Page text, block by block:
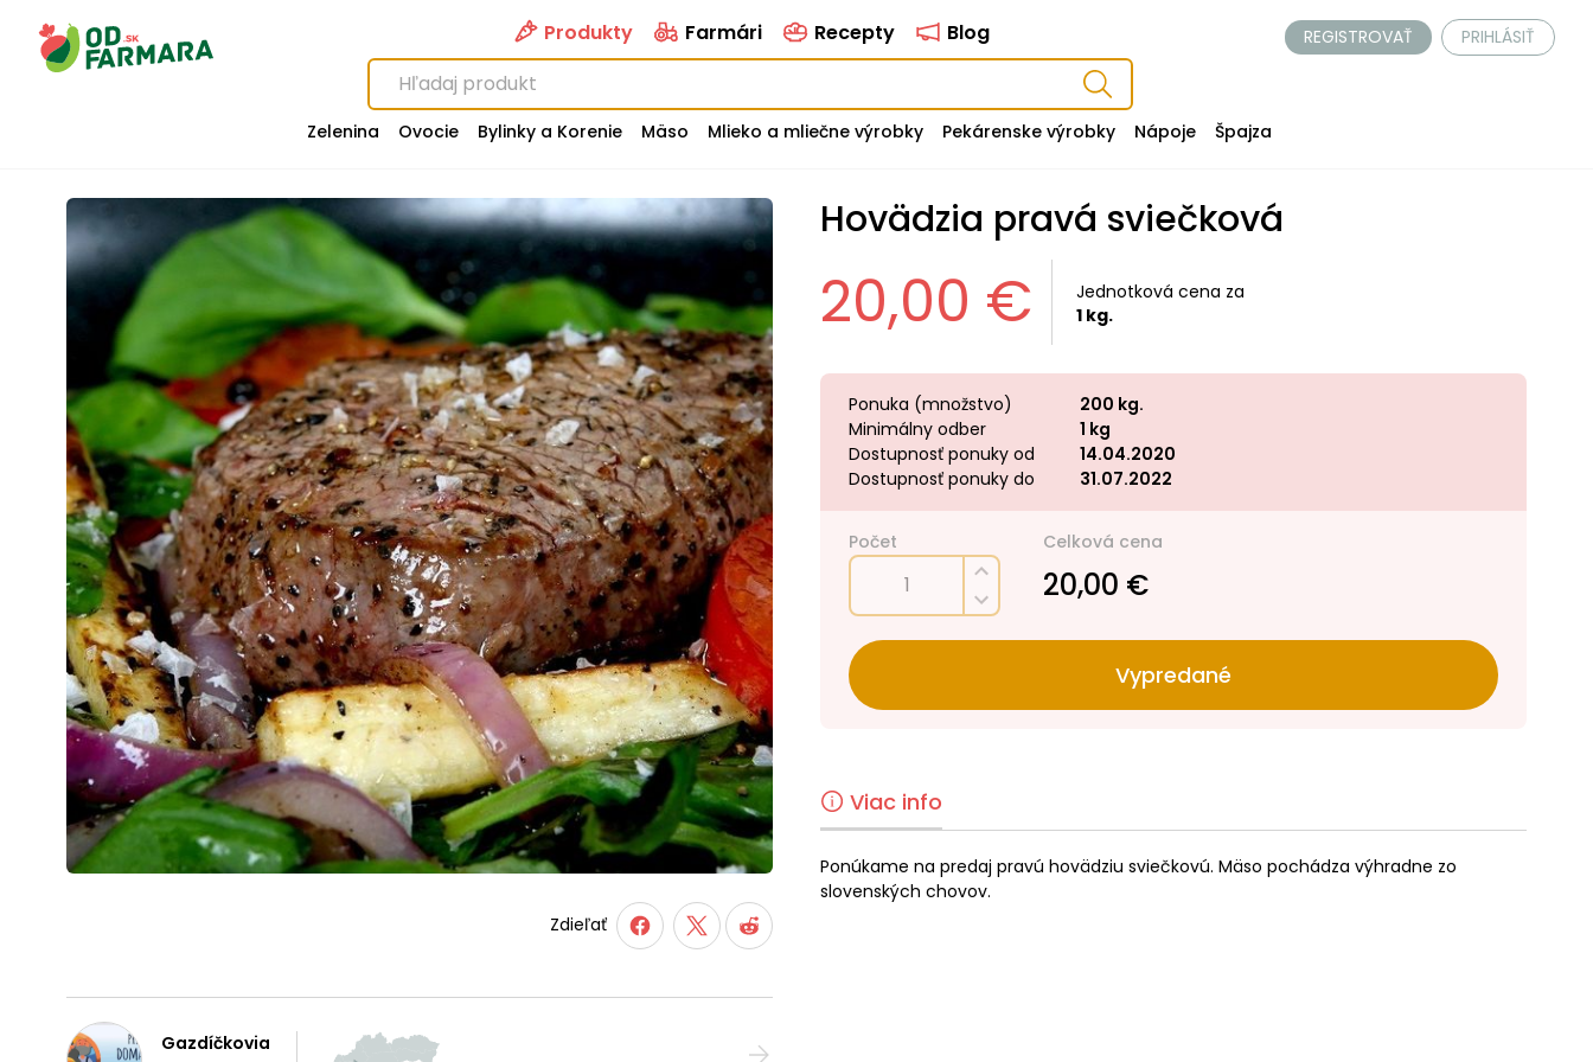
Produkty Farmári Recepty Blog REGISTROVAŤ PRIHLÁSIŤ
Zelenina Ovocie Bylinky a Korenie Mäso Mlieko a mliečne výrobky Pekárenske výrobky Nápoje Špajza
Zdieľať
Gazdíčkovia
Hovädzia pravá sviečková
20,00 €
Jednotková cena za
1 kg.
Ponuka (množstvo)
200 kg.
Minimálny odber
1 kg
Dostupnosť ponuky od
14.04.2020
Dostupnosť ponuky do
31.07.2022
Počet Celková cena
20,00 €
Vypredané
Viac info
Ponúkame na predaj pravú hovädziu sviečkovú. Mäso pochádza výhradne zo
slovenských chovov.